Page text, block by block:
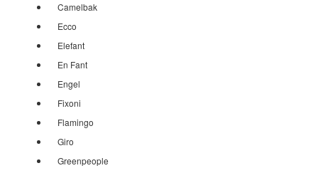
Camelbak
Ecco
Elefant
En Fant
Engel
Fixoni
Flamingo
Giro
Greenpeople